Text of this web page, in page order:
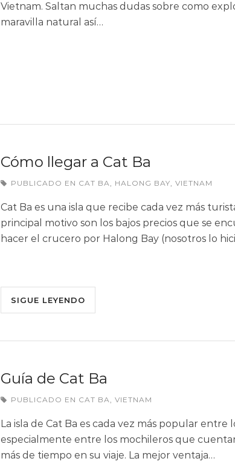
Vietnam. Saltan muchas dudas sobre como
maravilla natural así…
Cómo llegar a Cat Ba
PUBLICADO EN CAT BA, HALONG BAY, VIETNAM
Cat Ba es una isla que recibe cada vez más
principal motivo son los bajos precios que se
hacer el crucero por Halong Bay (nosotros lo
SIGUE LEYENDO
Guía de Cat Ba
PUBLICADO EN CAT BA, VIETNAM
La isla de Cat Ba es cada vez más popular entre
especialmente entre los mochileros que
más de tiempo en su viaje. La mejor ventaja…